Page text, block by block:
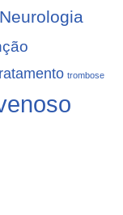
Neurologia
trombose